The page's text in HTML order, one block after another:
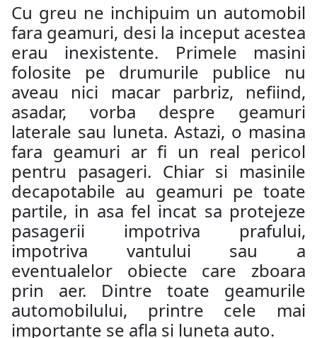
Cu greu ne inchipuim un automobil
fara geamuri, desi la inceput acestea
erau inexistente. Primele masini
folosite pe drumurile publice nu
aveau nici macar parbriz, nefiind,
asadar, vorba despre geamuri
laterale sau luneta. Astazi, o masina
fara geamuri ar fi un real pericol
pentru pasageri. Chiar si masinile
decapotabile au geamuri pe toate
partile, in asa fel incat sa protejeze
pasagerii impotriva prafului,
impotriva vantului sau a
eventualelor obiecte care zboara
prin aer. Dintre toate geamurile
automobilului, printre cele mai
importante se afla si luneta auto.